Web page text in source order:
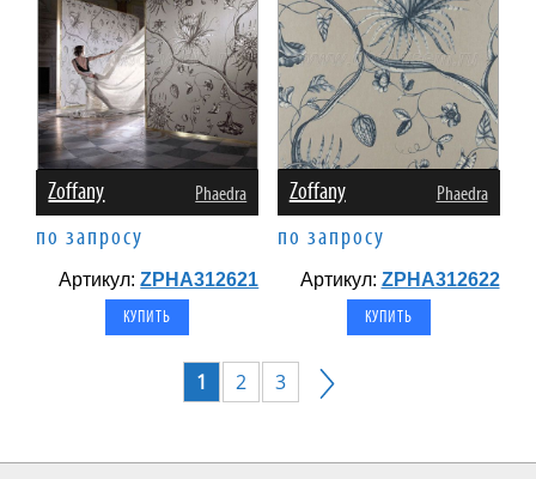
Zoffany Phaedra
по запросу
Артикул:ZPHA312621
Zoffany Phaedra
по запросу
Артикул: ZPHA312622
1 2 3